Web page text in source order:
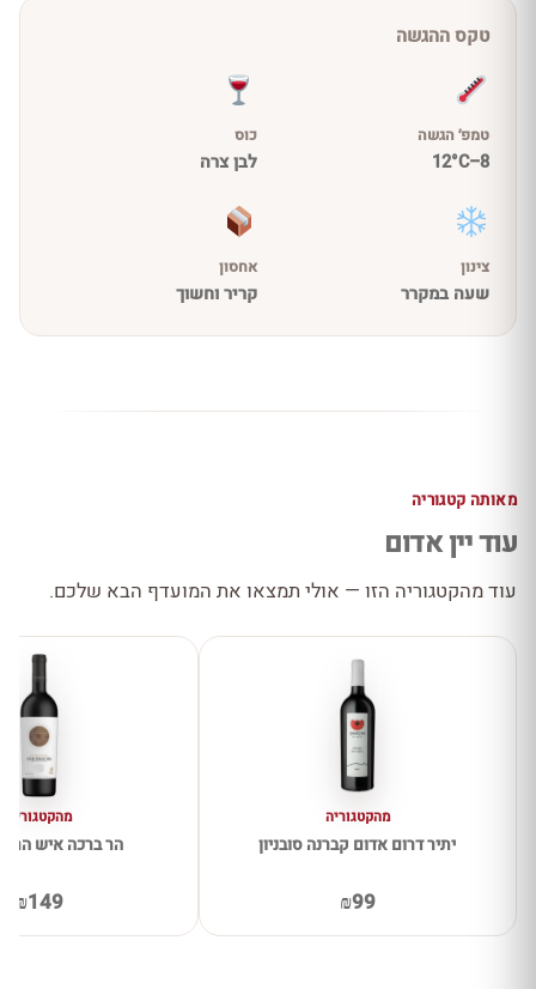
טקס ההגשה
טמפ׳ הגשה
8–12°C
כוס
לבן צרה
צינון
שעה במקרר
אחסון
קריר וחשוך
מאותה קטגוריה
עוד יין אדום
עוד מהקטגוריה הזו — אולי תמצאו את המועדף הבא שלכם.
מהקטגוריה
יתיר דרום אדום קברנה סובניון
₪99
מהקטגוריה
הר ברכה איש
₪149